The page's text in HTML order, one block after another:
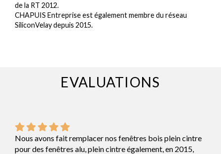
de la RT 2012.
CHAPUIS Entreprise est également membre du réseau
SiliconVelay depuis 2015.
EVALUATIONS
Nous avons fait remplacer nos fenêtres bois plein cintre
pour des fenêtres alu, plein cintre également, en 2015,